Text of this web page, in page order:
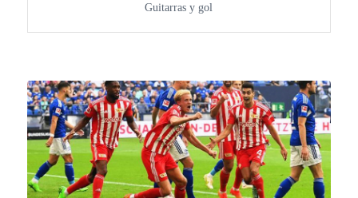
Guitarras y gol